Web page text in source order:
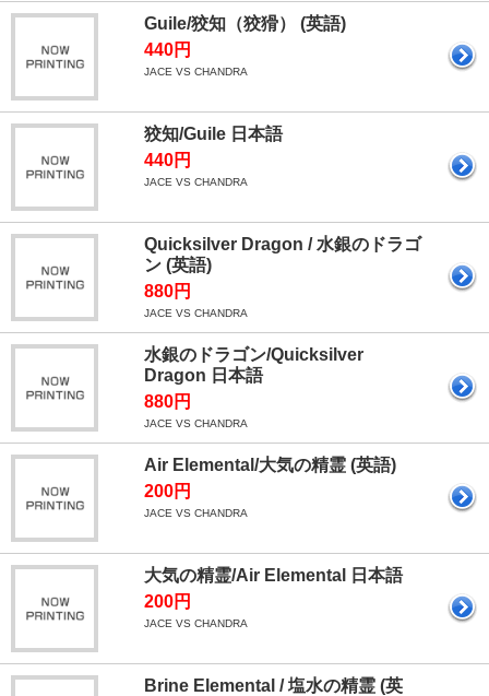
Guile/狡知（狡猾） (英語)
440円
JACE VS CHANDRA
狡知/Guile 日本語
440円
JACE VS CHANDRA
Quicksilver Dragon / 水銀のドラゴ
ン (英語)
880円
JACE VS CHANDRA
水銀のドラゴン/Quicksilver
Dragon 日本語
880円
JACE VS CHANDRA
Air Elemental/大気の精霊 (英語)
200円
JACE VS CHANDRA
大気の精霊/Air Elemental 日本語
200円
JACE VS CHANDRA
Brine Elemental / 塩水の精霊 (英